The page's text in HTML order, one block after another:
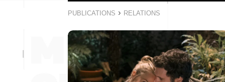
PUBLICATIONS › RELATIONS